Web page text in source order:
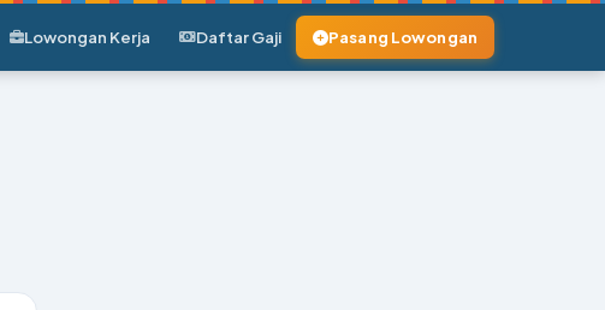
Lowongan Kerja Daftar Gaji Pasang Lowongan